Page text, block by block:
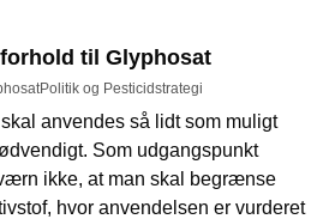
til Glyphosat
Politik og Pesticidstrategi
anvendes så lidt som muligt
Som udgangspunkt
ikke, at man skal begrænse
hvor anvendelsen er vurderet